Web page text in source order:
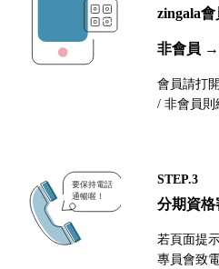
zingala
非會員
會員請打
/ 非會員則
STEP.3
分期資格
若頁面提
專員會致